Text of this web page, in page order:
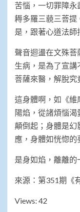
苦惱，一切罪障
耨多羅三藐三菩提
是，跟著心道法師
聲音迴盪在文殊
生病，是為了宣
菩薩來醫，解脫究
這身體啊，如《維
陽焰，從諸煩惱
顛倒起；身體是幻
應，身體如恍惚的
是身如焰，離離的
來源：第351期《
Views: 42